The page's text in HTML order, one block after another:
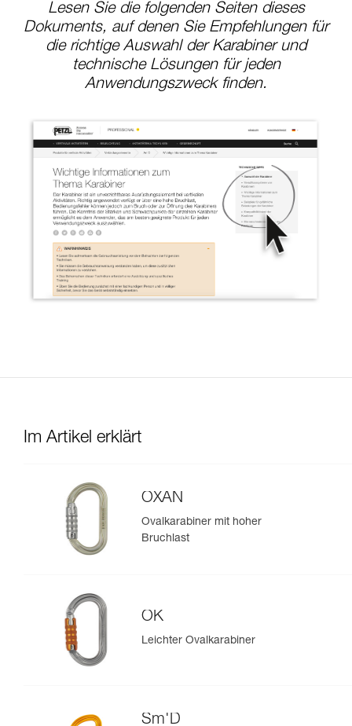
Lesen Sie die folgenden Seiten dieses
Dokuments, auf denen Sie Empfehlungen für
die richtige Auswahl der Karabiner und
technische Lösungen für jeden
Anwendungszweck finden.
Im Artikel erklärt
OXAN
Ovalkarabiner mit hoher
Bruchlast
OK
Leichter Ovalkarabiner
Sm'D